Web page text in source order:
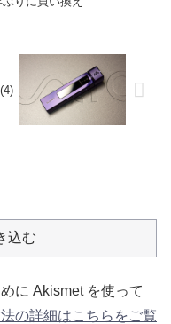
込む
に Akismet を使って
の詳細はこちらをご覧